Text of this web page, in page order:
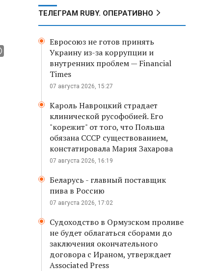
ТЕЛЕГРАМ RUBY. ОПЕРАТИВНО
Евросоюз не готов принять
Украину из-за коррупции и
внутренних проблем — Financial
Times
07 августа 2026, 15:27
Кароль Навроцкий страдает
клинической русофобией. Его
"корежит" от того, что Польша
обязана СССР существованием,
констатировала Мария Захарова
07 августа 2026, 16:19
Беларусь - главный поставщик
пива в Россию
07 августа 2026, 17:02
Судоходство в Ормузском проливе
не будет облагаться сборами до
заключения окончательного
договора с Ираном, утверждает
Associated Press